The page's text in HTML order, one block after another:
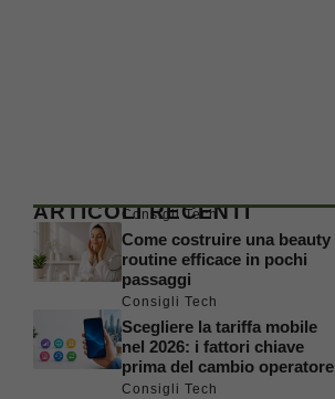
ARTICOLI RECENTI
Consigli Tech
Come costruire una beauty
routine efficace in pochi
passaggi
Consigli Tech
Scegliere la tariffa mobile
nel 2026: i fattori chiave
prima del cambio operatore
Consigli Tech